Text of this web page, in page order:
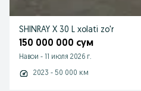
SHINRAY X 30 L xolati zo'r
150 000 000 сум
Навои - 11 июля 2026 г.
2023 - 50 000 км